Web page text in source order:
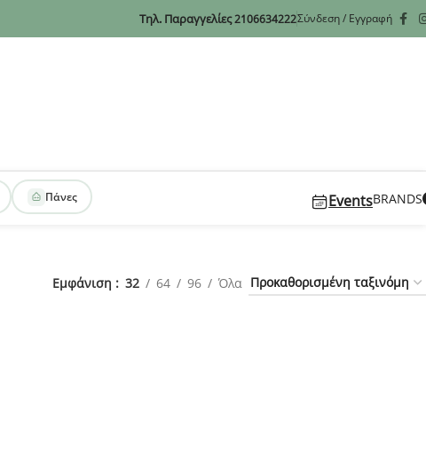
Τηλ. Παραγγελίες2106634222Σύνδεση / Εγγραφή
Πάνες EventsBRANDS
Εμφάνιση 32 64 96 Όλα